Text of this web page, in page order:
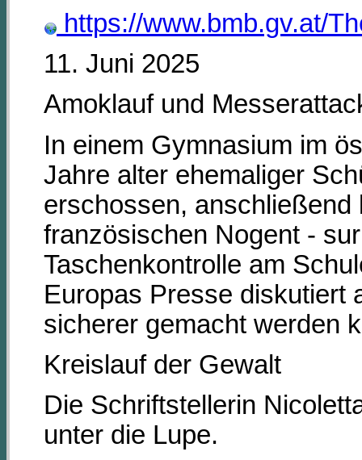
https://www.bmb.gv.at/
11. Juni 2025
Amoklauf und
In einem Gymnasium im
Jahre alter ehemaliger
erschossen,
französischen Nogent -
Taschenkontrolle am
Europas Presse diskutiert
sicherer gemacht werden
Kreislauf der Gewalt
Die Schriftstellerin
unter die Lupe.